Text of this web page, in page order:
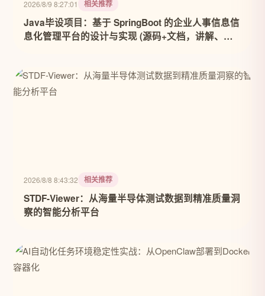
2026/8/9 8:27:01 相关推荐
Java毕设项目：基于 SpringBoot 的企业人事信息信
息化管理平台的设计与实现 (源码+文档，讲解、调
2026/8/8 8:43:32 相关推荐
STDF-Viewer：从海量半导体测试数据到精准质量洞
察的智能分析平台